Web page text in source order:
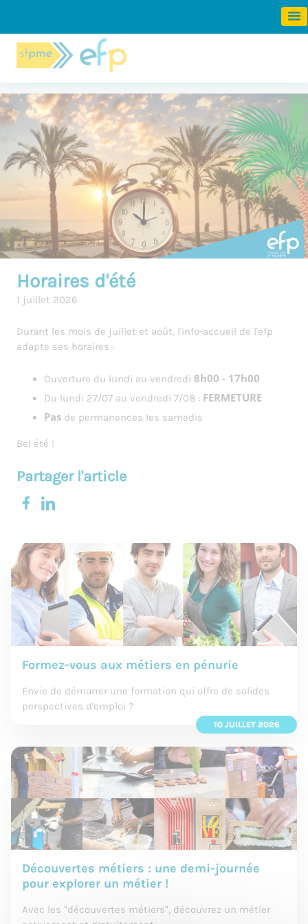
Horaires d'été
1 juillet 2026
Durant les mois de juillet et août, l'info-accueil de l'efp
adapte ses horaires :
Ouverture du lundi au vendredi 8h00 - 17h00
Du lundi 27/07 au vendredi 7/08 : FERMETURE
Pas de permanences les samedis
Bel été !
Partager l'article
Formez-vous aux métiers en pénurie
Envie de démarrer une formation qui offre de solides
perspectives d'emploi ?
10 JUILLET 2026
Découvertes métiers : une demi-journée
pour explorer un métier !
Avec les "découvertes métiers", découvrez un métier